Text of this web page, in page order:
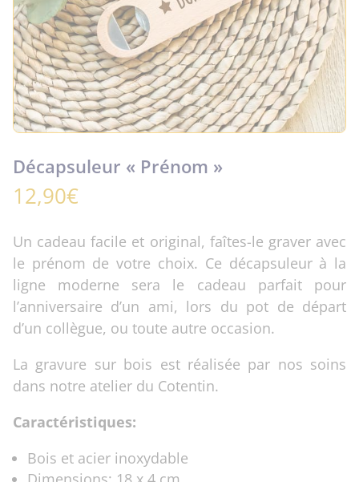
Décapsuleur « Prénom »
12,90€
Un cadeau facile et original, faîtes-le graver avec
le prénom de votre choix. Ce décapsuleur à la
ligne moderne sera le cadeau parfait pour
l’anniversaire d’un ami, lors du pot de départ
d’un collègue, ou toute autre occasion.
La gravure sur bois est réalisée par nos soins
dans notre atelier du Cotentin.
Caractéristiques:
Bois et acier inoxydable